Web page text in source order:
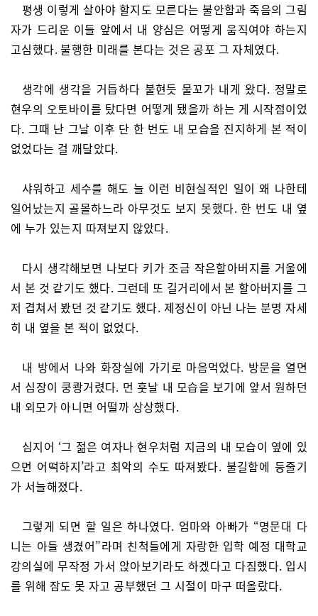
평생 이렇게 살아야 할지도 모른다는 불안함과 죽음의 그림
자가 드리운 이들 앞에서 내 양심은 어떻게 움직여야 하는지
고심했다. 불행한 미래를 본다는 것은 공포 그 자체였다.
생각에 생각을 거듭하다 불현듯 물꼬가 내게 왔다. 정말로
현우의 오토바이를 탔다면 어떻게 됐을까 하는 게 시작점이었
다. 그때 난 그날 이후 단 한 번도 내 모습을 진지하게 본 적이
없었다는 걸 깨달았다.
샤워하고 세수를 해도 늘 이런 비현실적인 일이 왜 나한테
일어났는지 골몰하느라 아무것도 보지 못했다. 한 번도 내 옆
에 누가 있는지 따져보지 않았다.
다시 생각해보면 나보다 키가 조금 작은할아버지를 거울에
서 본 것 같기도 했다. 그런데 또 길거리에서 본 할아버지를 그
저 겹쳐서 봤던 것 같기도 했다. 제정신이 아닌 나는 분명 자세
히 내 옆을 본 적이 없었다.
내 방에서 나와 화장실에 가기로 마음먹었다. 방문을 열면
서 심장이 쿵쾅거렸다. 먼 훗날 내 모습을 보기에 앞서 원하던
내 외모가 아니면 어떨까 상상했다.
심지어 ‘그 젊은 여자나 현우처럼 지금의 내 모습이 옆에 있
으면 어떡하지’라고 최악의 수도 따져봤다. 불길함에 등줄기
가 서늘해졌다.
그렇게 되면 할 일은 하나였다. 엄마와 아빠가 “명문대 다
니는 아들 생겼어”라며 친척들에게 자랑한 입학 예정 대학교
강의실에 무작정 가서 앉아보기라도 하겠다고 다짐했다. 입시
를 위해 잠도 못 자고 공부했던 그 시절이 마구 떠올랐다.